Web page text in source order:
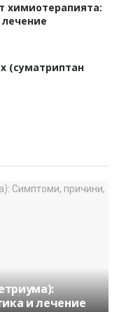
химиотерапията:
(суматриптан
и лечение